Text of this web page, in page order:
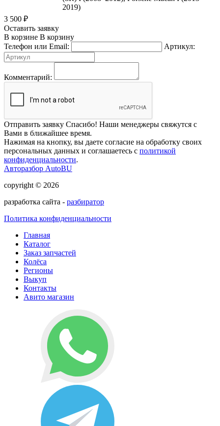
2019)
3 500 ₽
Оставить заявку
В корзине В корзину
Телефон или Email:
Артикул:
Комментарий:
Отправить заявку Спасибо! Наши менеджеры свяжутся с
Вами в ближайшее время.
Нажимая на кнопку, вы даете согласие на обработку своих
персональных данных и соглашаетесь с политикой
конфиденциальности.
Авторазбор AutoBU
copyright © 2026
разработка сайта - разбиратор
Политика конфиденциальности
Главная
Каталог
Заказ запчастей
Колёса
Регионы
Выкуп
Контакты
Авито магазин